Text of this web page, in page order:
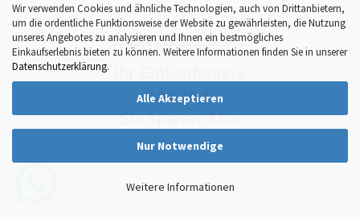
Wir verwenden Cookies und ähnliche Technologien, auch von Drittanbietern,
um die ordentliche Funktionsweise der Website zu gewährleisten, die Nutzung
unseres Angebotes zu analysieren und Ihnen ein bestmögliches
Einkaufserlebnis bieten zu können. Weitere Informationen finden Sie in unserer
Datenschutzerklärung.
Alle Akzeptieren
Nur Notwendige
Weitere Informationen
Listenpreis:278,00 €
180,70 €
Sie sparen35%